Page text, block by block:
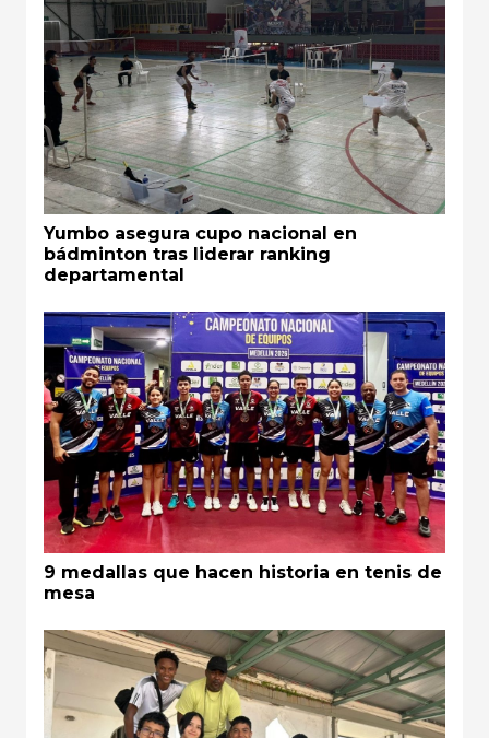
Yumbo asegura cupo nacional en
bádminton tras liderar ranking
departamental
9 medallas que hacen historia en tenis de
mesa